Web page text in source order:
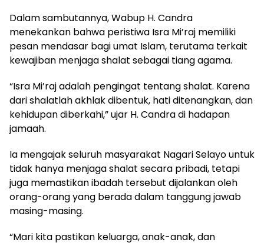
Dalam sambutannya, Wabup H. Candra
menekankan bahwa peristiwa Isra Mi’raj memiliki
pesan mendasar bagi umat Islam, terutama terkait
kewajiban menjaga shalat sebagai tiang agama.
“Isra Mi’raj adalah pengingat tentang shalat. Karena
dari shalatlah akhlak dibentuk, hati ditenangkan, dan
kehidupan diberkahi,” ujar H. Candra di hadapan
jamaah.
Ia mengajak seluruh masyarakat Nagari Selayo untuk
tidak hanya menjaga shalat secara pribadi, tetapi
juga memastikan ibadah tersebut dijalankan oleh
orang-orang yang berada dalam tanggung jawab
masing-masing.
“Mari kita pastikan keluarga, anak-anak, dan